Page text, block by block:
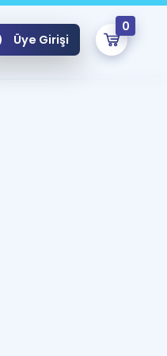
Üye Girişi
0
onlarca eğitim seni bekliyor!